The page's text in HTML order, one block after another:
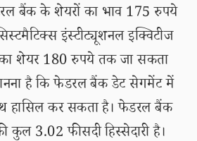
बैंक के शेयरों का भाव 175 रुपये
इंस्टीट्यूशनल इक्विटीज
शेयर 180 रुपये तक जा सकता
है कि फेडरल बैंक डेट सेगमेंट में
हासिल कर सकता है। फेडरल बैंक
कुल 3.02 फीसदी हिस्सेदारी है।